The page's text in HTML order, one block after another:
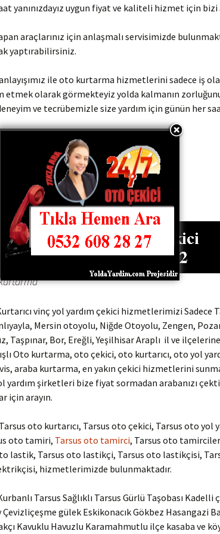
yanınızdayız uygun fiyat ve kaliteli hizmet için bizi
araçlarınız için anlaşmalı servisimizde
yaptırabilirsiniz.
ile oto kurtarma hizmetlerini sadece iş
etmek olarak görmekteyiz yolda kalmanın
ve tecrübemizle size yardım için günün her
0532 608 21 22
0505 541 41 28
vinç yol yardım çekici hizmetlerimizi Sadece
Mersin otoyolu, Niğde Otoyolu, Zengen,
Taşpınar, Bor, Ereğli, Yeşilhisar Araplı il ve
Oto kurtarma, oto çekici, oto kurtarıcı, oto yol
araba kurtarma, en yakın çekici hizmetlerini
yardım şirketleri bize fiyat sormadan arabanızı
için arayın.
oto kurtarıcı, Tarsus oto çekici, Tarsus oto yol
oto tamiri, Tarsus oto tamirci, Tarsus oto
lastik, Tarsus oto lastikçi, Tarsus oto lastikçisi,
hizmetlerimizde bulunmaktadır.
Tarsus Sağlıklı Tarsus Gürlü Taşobası
gülek Eskikonacık Gökbez Hasangazi
Kavuklu Havuzlu Karamahmutlu ilçe kasaba ve